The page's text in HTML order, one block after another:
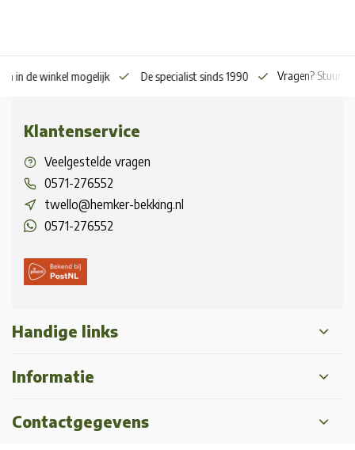
in de winkel mogelijk De specialist sinds 1990 Vragen? Stuur
Klantenservice
Veelgestelde vragen
0571-276552
twello@hemker-bekking.nl
0571-276552
Handige links
Informatie
Contactgegevens